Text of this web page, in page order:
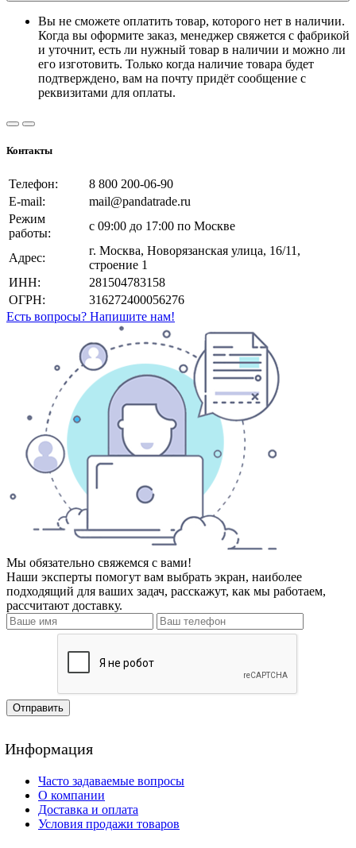
Вы не сможете оплатить товар, которого нет в наличии.
Когда вы оформите заказ, менеджер свяжется с фабрикой
и уточнит, есть ли нужный товар в наличии и можно ли
его изготовить. Только когда наличие товара будет
подтверждено, вам на почту придёт сообщение с
реквизитами для оплаты.
Контакты
Телефон:
8 800 200-06-90
E-mail:
mail@pandatrade.ru
Режим
работы:
с 09:00 до 17:00 по Москве
Адрес:
г. Москва, Новорязанская улица, 16/11,
строение 1
ИНН:
281504783158
ОГРН:
316272400056276
Есть вопросы? Напишите нам!
Мы обязательно свяжемся с вами!
Наши эксперты помогут вам выбрать экран, наиболее
подходящий для ваших задач, расскажут, как мы работаем,
рассчитают доставку.
Отправить
Информация
Часто задаваемые вопросы
О компании
Доставка и оплата
Условия продажи товаров